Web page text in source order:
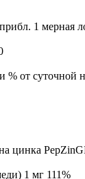
1 мерная
% от суточной
цинка
1 мг 111%